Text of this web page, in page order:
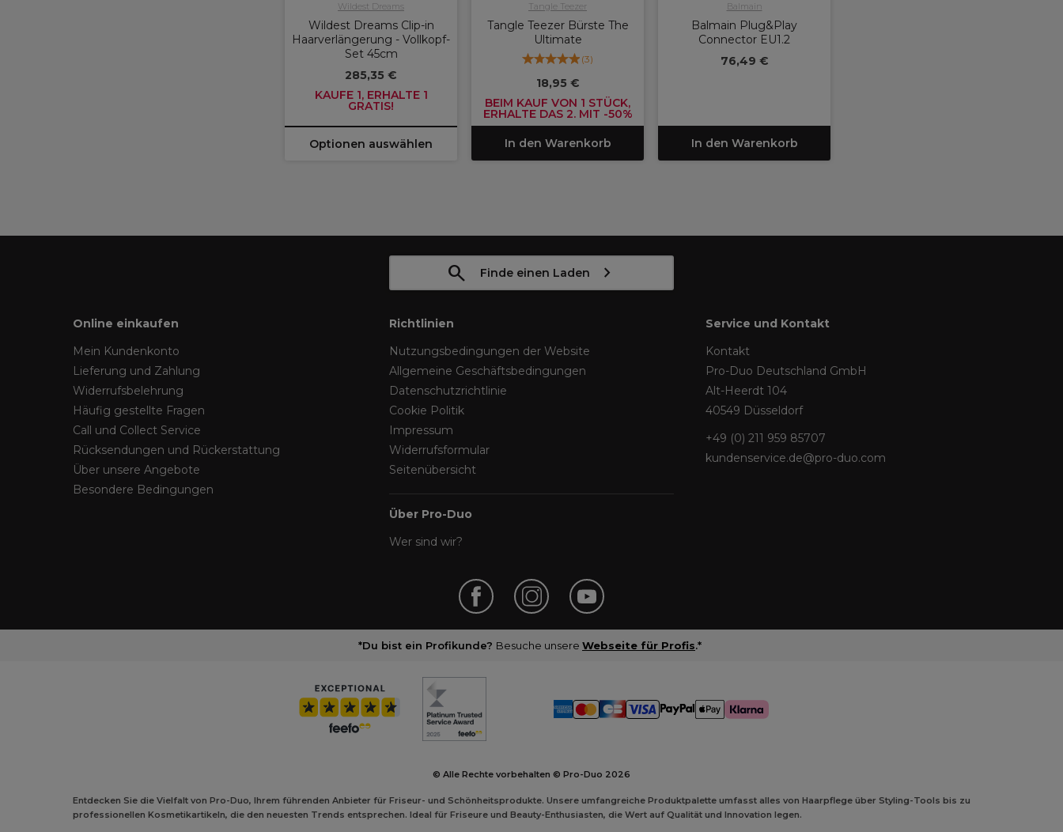
Wildest Dreams
Wildest Dreams Clip-in
Haarverlängerung - Vollkopf-
Set 45cm
285,35 €
KAUFE 1, ERHALTE 1
GRATIS!
Optionen auswählen
Tangle Teezer
Tangle Teezer Bürste The
Ultimate
(3)
18,95 €
BEIM KAUF VON 1 STÜCK,
ERHALTE DAS 2. MIT -50%
In den Warenkorb
Balmain
Balmain Plug&Play
Connector EU1.2
76,49 €
In den Warenkorb
Finde einen Laden
Online einkaufen
Mein Kundenkonto
Lieferung und Zahlung
Widerrufsbelehrung
Häufig gestellte Fragen
Call und Collect Service
Rücksendungen und Rückerstattung
Über unsere Angebote
Besondere Bedingungen
Richtlinien
Nutzungsbedingungen der Website
Allgemeine Geschäftsbedingungen
Datenschutzrichtlinie
Cookie Politik
Impressum
Widerrufsformular
Seitenübersicht
Über Pro-Duo
Wer sind wir?
Service und Kontakt
Kontakt
Pro-Duo Deutschland GmbH
Alt-Heerdt 104
40549 Düsseldorf
+49 (0) 211 959 85707
kundenservice.de@pro-duo.com
*Du bist ein Profikunde? Besuche unsere Webseite für Profis.*
© Alle Rechte vorbehalten © Pro-Duo 2026
Entdecken Sie die Vielfalt von Pro-Duo, Ihrem führenden Anbieter für Friseur- und Schönheitsprodukte. Unsere umfangreiche Produktpalette umfasst alles von Haarpflege über Styling-Tools bis zu
professionellen Kosmetikartikeln, die den neuesten Trends entsprechen. Ideal für Friseure und Beauty-Enthusiasten, die Wert auf Qualität und Innovation legen.